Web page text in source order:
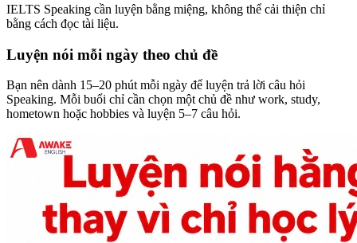
IELTS Speaking cần luyện bằng miệng, không thể cải thiện chỉ
bằng cách đọc tài liệu.
Luyện nói mỗi ngày theo chủ đề
Bạn nên dành 15–20 phút mỗi ngày để luyện trả lời câu hỏi
Speaking. Mỗi buổi chỉ cần chọn một chủ đề như work, study,
hometown hoặc hobbies và luyện 5–7 câu hỏi.